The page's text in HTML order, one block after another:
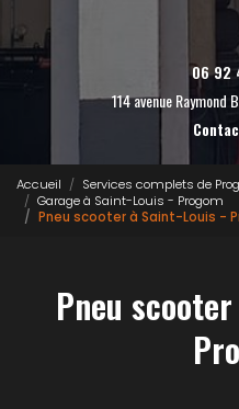
06 92
114 avenue
Accueil
Services complets de
Garage à Saint-Louis - Progom
Pneu scooter à Saint-Louis -
Pneu